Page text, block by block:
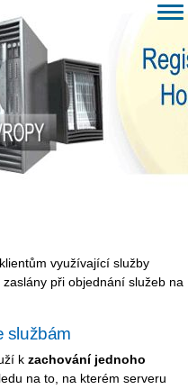
využívající služby
při objednání služeb na
službám
k zachování jednoho
na to, na kterém serveru